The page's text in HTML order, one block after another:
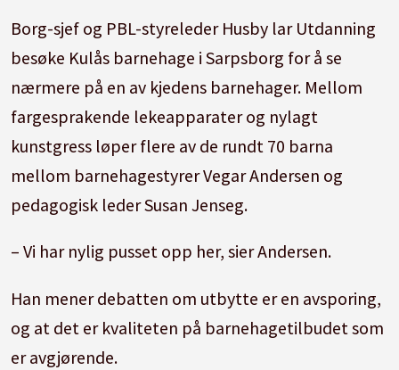
Borg-sjef og PBL-styreleder Husby lar Utdanning
besøke Kulås barnehage i Sarpsborg for å se
nærmere på en av kjedens barnehager. Mellom
fargesprakende lekeapparater og nylagt
kunstgress løper flere av de rundt 70 barna
mellom barnehagestyrer Vegar Andersen og
pedagogisk leder Susan Jenseg.
– Vi har nylig pusset opp her, sier Andersen.
Han mener debatten om utbytte er en avsporing,
og at det er kvaliteten på barnehagetilbudet som
er avgjørende.